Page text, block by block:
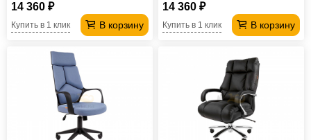
14 360 ₽
В корзину
Купить в 1 клик
14 360 ₽
В корзину
Купить в 1 клик